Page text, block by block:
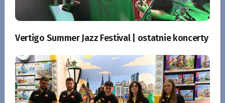
Vertigo Summer Jazz Festival | ostatnie koncerty